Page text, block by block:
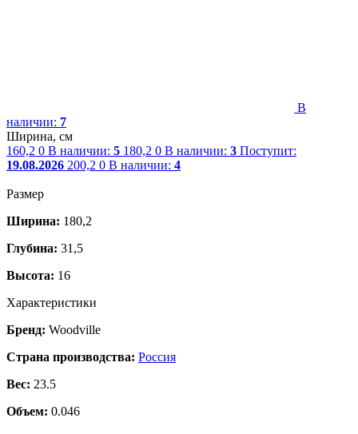
В
наличии: 7
Ширина, см
160,2 0 В наличии: 5 180,2 0 В наличии: 3 Поступит:
19.08.2026 200,2 0 В наличии: 4
Размер
Ширина: 180,2
Глубина: 31,5
Высота: 16
Характеристики
Бренд: Woodville
Страна производства: Россия
Вес: 23.5
Объем: 0.046